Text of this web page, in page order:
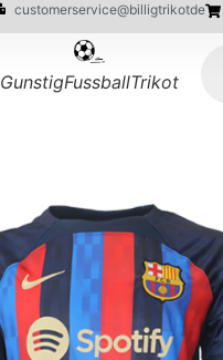
customerservice@billigtrikotde
GunstigFussballTrikot